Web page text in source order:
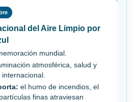
del Aire Limpio por
mundial.
atmosférica, salud y
el humo de incendios, el
finas atraviesan